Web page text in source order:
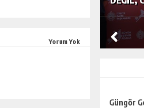
Yorum Yok
Güngör